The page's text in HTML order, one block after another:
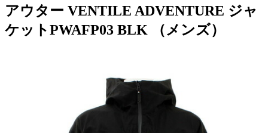
アウター VENTILE ADVENTURE ジャ
ケットPWAFP03 BLK （メンズ）